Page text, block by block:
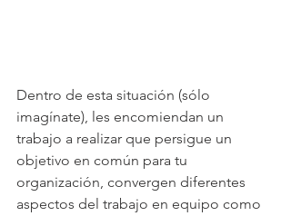
Dentro de esta situación (sólo
imagínate), les encomiendan un
trabajo a realizar que persigue un
objetivo en común para tu
organización, convergen diferentes
aspectos del trabajo en equipo como